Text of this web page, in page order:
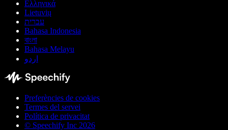
Ελληνικά
Lietuvių
עברית
Bahasa Indonesia
বাংলা
Bahasa Melayu
اردو
Preferències de cookies
Termes del servei
Política de privacitat
© Speechify Inc 2026